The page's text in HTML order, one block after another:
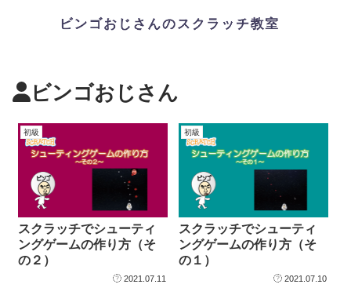
ビンゴおじさん
初級
スクラッチでシューティ
ングゲームの作り方（そ
の２）
2021.07.11
初級
スクラッチでシューティ
ングゲームの作り方（そ
の１）
2021.07.10